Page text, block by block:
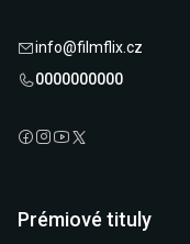
info@filmflix.cz
0000000000
Prémiové tituly